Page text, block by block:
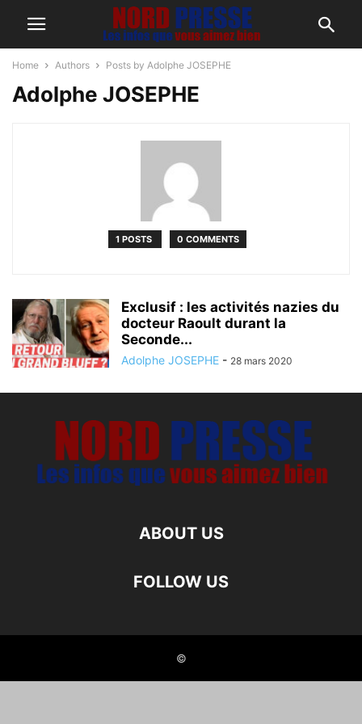
Home Authors Posts by Adolphe JOSEPHE
Adolphe JOSEPHE
1 POSTS 0 COMMENTS
Exclusif : les activités nazies du
docteur Raoult durant la
Seconde...
Adolphe JOSEPHE - 28 mars 2020
ABOUT US
FOLLOW US
©